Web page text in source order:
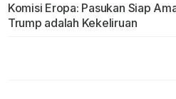
Komisi Eropa: Pasukan Siap
Trump adalah Kekeliruan